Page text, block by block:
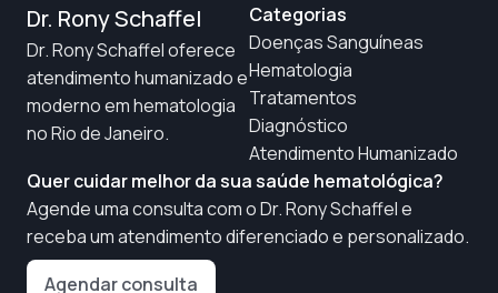
Dr. Rony Schaffel
Dr. Rony Schaffel oferece
atendimento humanizado e
moderno em hematologia
no Rio de Janeiro.
Categorias
Doenças Sanguíneas
Hematologia
Tratamentos
Diagnóstico
Atendimento Humanizado
Quer cuidar melhor da sua saúde hematológica?
Agende uma consulta com o Dr. Rony Schaffel e
receba um atendimento diferenciado e personalizado.
Agendar consulta